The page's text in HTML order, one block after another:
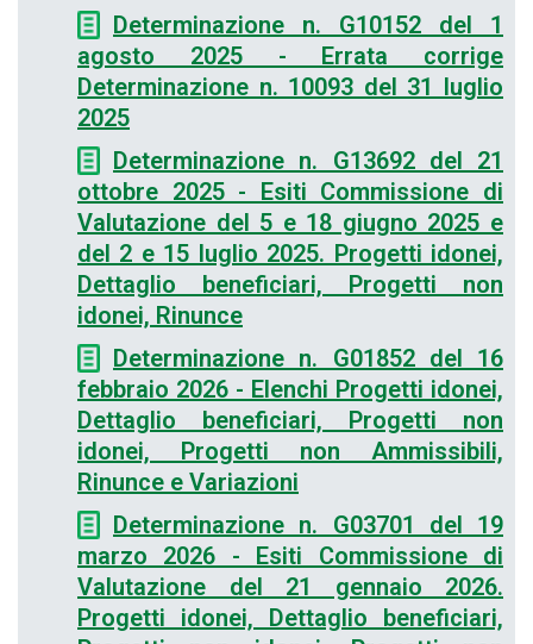
Determinazione n. G10152 del 1
agosto 2025 - Errata corrige
Determinazione n. 10093 del 31 luglio
2025
Determinazione n. G13692 del 21
ottobre 2025 - Esiti Commissione di
Valutazione del 5 e 18 giugno 2025 e
del 2 e 15 luglio 2025. Progetti idonei,
Dettaglio beneficiari, Progetti non
idonei, Rinunce
Determinazione n. G01852 del 16
febbraio 2026 - Elenchi Progetti idonei,
Dettaglio beneficiari, Progetti non
idonei, Progetti non Ammissibili,
Rinunce e Variazioni
Determinazione n. G03701 del 19
marzo 2026 - Esiti Commissione di
Valutazione del 21 gennaio 2026.
Progetti idonei, Dettaglio beneficiari,